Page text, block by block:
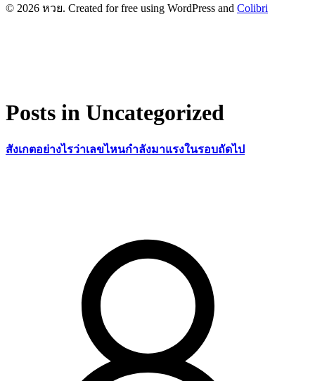
© 2026 หวย. Created for free using WordPress and Colibri
Posts in Uncategorized
สังเกตอย่างไรว่าเลขไหนกำลังมาแรงในรอบถัดไป